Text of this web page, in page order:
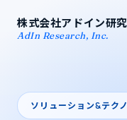
株式会社アドイン研
AdIn Research, Inc.
ソリューション&テ